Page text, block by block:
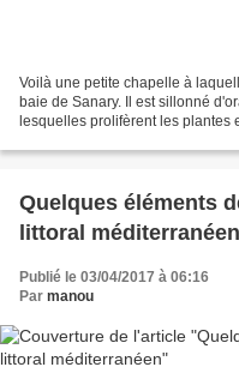
Voilà une petite chapelle à
baie de Sanary. Il est sillonné
lesquelles prolifèrent les plantes
Quelques éléments
littoral méditerranéen
Publié le 03/04/2017 à 06:16
Par manou